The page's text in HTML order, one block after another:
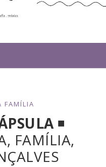
FAMÍLIA
◾
FAMÍLIA,